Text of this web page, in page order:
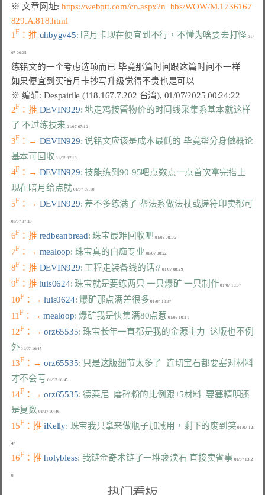
※ 文章网址: https://webptt.com/cn.aspx?n=bbs/WOW/M.1736167
829.A.818.html
1F ：推 uhbygv45: 暗月卡现在便宜到不行，不懂为啥要去打怪 01/
07 00:05
练铭文的一个考虑选项而已 毕竟那篇时间跟这篇时间不一样
2F ：推 DEVIN929: 地走鸡接管物价的时间线采集系基本就这样
了 不过练技来
01/07 07:10
3F ：→ DEVIN929: 说铭文应该是成本最低的 毕竟帮分身做概论
基本可回收
01/07 07:10
4F ：→ DEVIN929: 技能练到90-95吧点数点一点首次拿完搭上
现在暗月给点就
01/07 07:10
5F ：→ DEVIN929: 差不多练满了 帮法系做法杖或搓符印卖都可
6F ：推 redbeanbread: 珠宝最难回收吧 01/07 08:06
7F ：→ mealoop: 珠宝真的白痴专业
8F ：推 DEVIN929: 工程走装备线的话:? 01/07 08:29
9F ：推 luis0624: 珠宝就是要练两只 一只爆矿 一只制作 01/07 10:07
10F ：→ luis0624: 爆矿那点满差很多 01/07 10:07
11F ：→ mealoop: 爆矿我是快集满80点惹
12F ：→ orz65535: 珠宝长年一直都是我的金源主力  这版也不例
外
01/07 10:45
13F ：→ orz65535: 只是这版细节太多了  连切宝石都要塞对材料
才不会亏
14F ：→ orz65535: 德莱尼  磨碎粉的比例跟+5材料  要塞精明还
是复数
01/07 10:46
15F ：推 iKelly: 珠宝我只拿来做瓶子加减用，剩下的废到笑 01/07 12:
16F ：推 holybless: 我链金奇术链了一堆亵渎石 直接卖省事 01/07 13:2
0